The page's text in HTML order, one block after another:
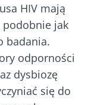
HIV mają
jak
badania.
odporności
dysbiozę
się do